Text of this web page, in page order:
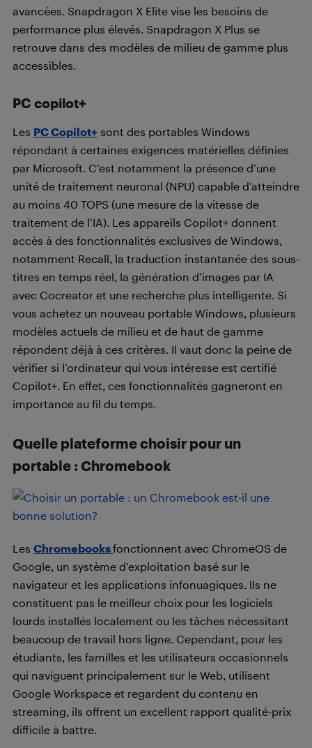
avancées. Snapdragon X Elite vise les besoins de
performance plus élevés. Snapdragon X Plus se
retrouve dans des modèles de milieu de gamme plus
accessibles.
PC copilot+
Les PC Copilot+ sont des portables Windows
répondant à certaines exigences matérielles définies
par Microsoft. C’est notamment la présence d’une
unité de traitement neuronal (NPU) capable d’atteindre
au moins 40 TOPS (une mesure de la vitesse de
traitement de l’IA). Les appareils Copilot+ donnent
accès à des fonctionnalités exclusives de Windows,
notamment Recall, la traduction instantanée des sous-
titres en temps réel, la génération d’images par IA
avec Cocreator et une recherche plus intelligente. Si
vous achetez un nouveau portable Windows, plusieurs
modèles actuels de milieu et de haut de gamme
répondent déjà à ces critères. Il vaut donc la peine de
vérifier si l’ordinateur qui vous intéresse est certifié
Copilot+. En effet, ces fonctionnalités gagneront en
importance au fil du temps.
Quelle plateforme choisir pour un
portable : Chromebook
Les Chromebooksfonctionnent avec ChromeOS de
Google, un système d’exploitation basé sur le
navigateur et les applications infonuagiques. Ils ne
constituent pas le meilleur choix pour les logiciels
lourds installés localement ou les tâches nécessitant
beaucoup de travail hors ligne. Cependant, pour les
étudiants, les familles et les utilisateurs occasionnels
qui naviguent principalement sur le Web, utilisent
Google Workspace et regardent du contenu en
streaming, ils offrent un excellent rapport qualité-prix
difficile à battre.